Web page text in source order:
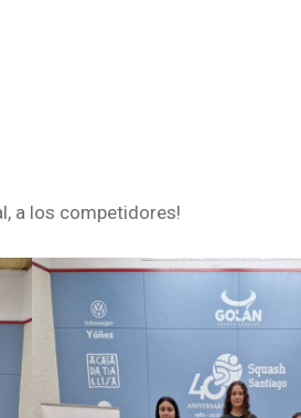
a los competidores!